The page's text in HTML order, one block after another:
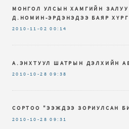
МОНГОЛ УЛСЫН ХАМГИЙН
Д.НОМИН-ЭРДЭНЭДЭЭ БАЯР
2010-11-02 00:14
А.ЭНХТУУЛ ШАТРЫН ДЭЛХИЙН
2010-10-28 09:38
СОРТОО "ЭЭЖДЭЭ ЗОРИУЛСАН
2010-10-28 09:31